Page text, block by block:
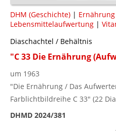
DHM (Geschichte) |
Lebensmittelaufwertung |
Diaschachtel / Behältnis
"C 33 Die Ernährung
um 1963
"Die Ernährung / Das
Farblichtbildreihe C 33" (22
DHMD 2024/381